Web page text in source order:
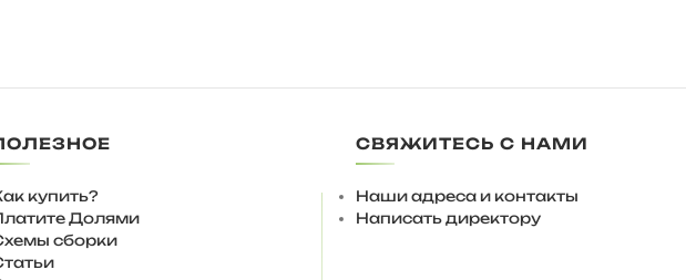
обычными петлями (петли с доводчиками будут только мешать),
выкрутить на 10 мм., для регулировки на поверхности пола.
только регулировка!
купить?
Долями
сборки
СВЯЖИТЕСЬ С НАМИ
Наши адреса и контакты
Написать директору